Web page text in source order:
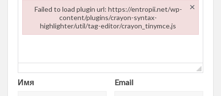
Имя Email
Failed to load plugin url: https://entropii.net/wp-
content/plugins/crayon-syntax-
highlighter/util/tag-editor/crayon_tinymce.js
×
Failed to load plugin url: https://entropii.net/wp-content/